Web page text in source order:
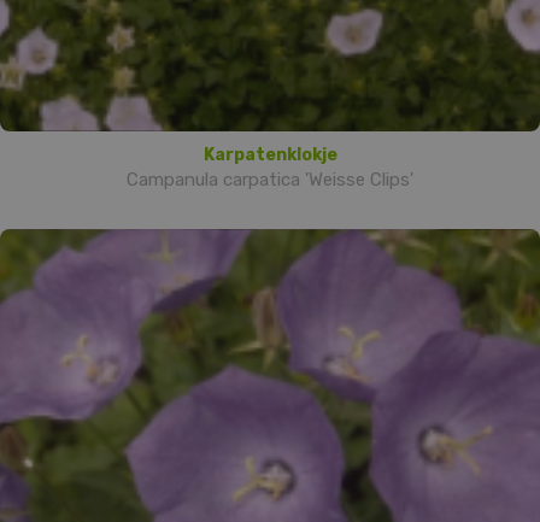
Karpatenklokje
Campanula carpatica 'Weisse Clips'